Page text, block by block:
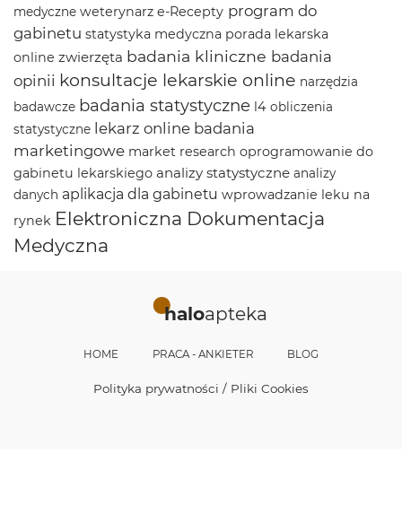
medyczne weterynarz e-Recepty program do
gabinetu statystyka medyczna porada lekarska
online zwierzęta badania kliniczne badania
opinii konsultacje lekarskie online narzędzia
badawcze badania statystyczne l4 obliczenia
statystyczne lekarz online badania
marketingowe market research oprogramowanie do
gabinetu lekarskiego analizy statystyczne analizy
danych aplikacja dla gabinetu wprowadzanie leku na
rynek Elektroniczna Dokumentacja
Medyczna
haloapteka
HOME PRACA - ANKIETER BLOG
Polityka prywatności / Pliki Cookies